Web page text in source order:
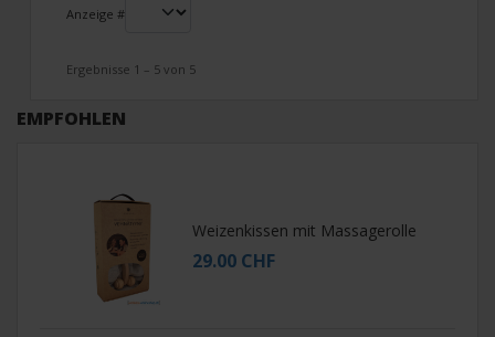
EMPFOHLEN
Weizenkissen mit Massagerolle
29.00 CHF
Anzeige #
Ergebnisse 1 – 5 von 5